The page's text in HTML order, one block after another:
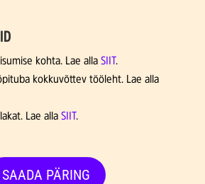
kohta. Lae alla SIIT.
kokkuvõttev tööleht. Lae alla
. Lae alla SIIT.
SAADA PÄRING